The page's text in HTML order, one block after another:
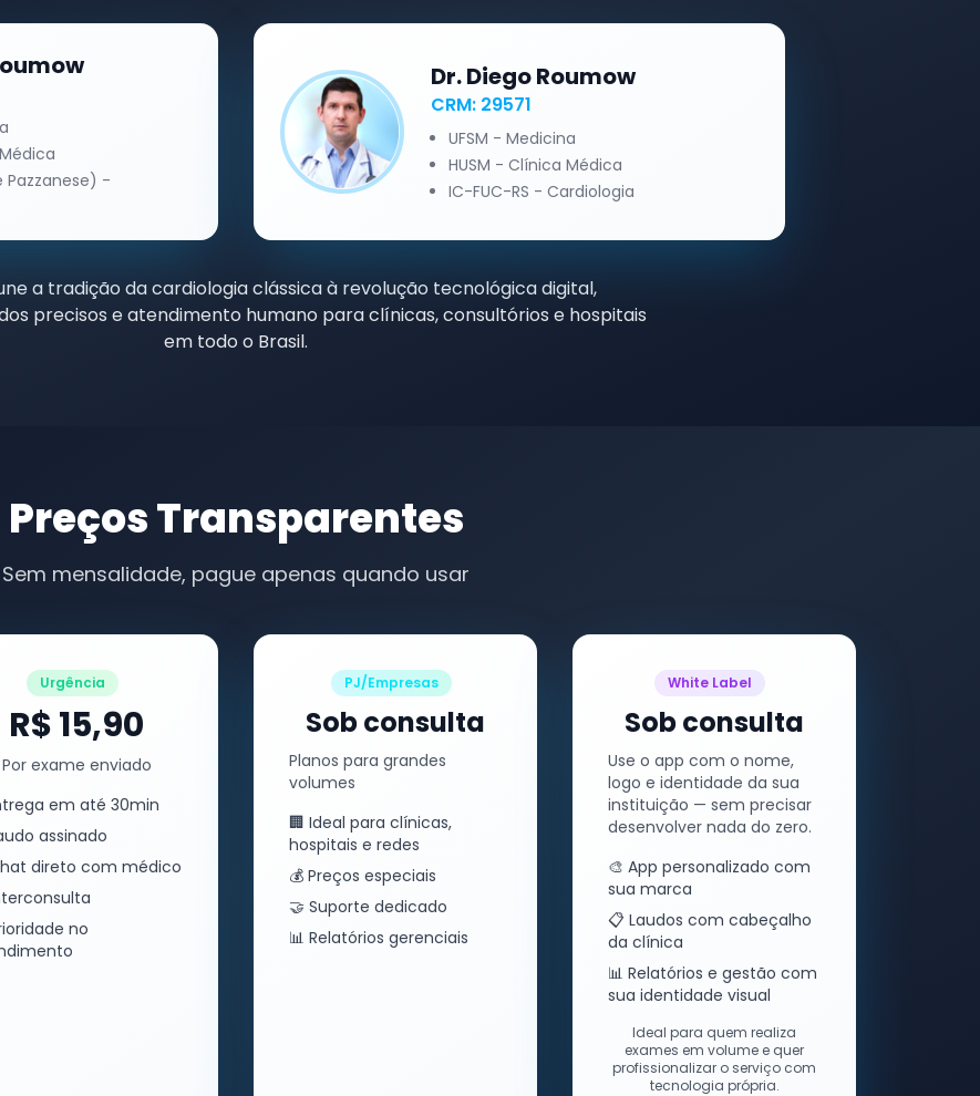
Pazzanese) -
Dr. Diego Roumow
CRM: 29571
UFSM - Medicina
HUSM - Clínica Médica
IC-FUC-RS - Cardiologia
a tradição da cardiologia clássica à revolução tecnológica digital,
precisos e atendimento humano para clínicas, consultórios e hospitais
em todo o Brasil.
Preços Transparentes
Sem mensalidade, pague apenas quando usar
Urgência
R$ 15,90
Por exame enviado
em até 30min
assinado
direto com médico
no
PJ/Empresas
Sob consulta
Planos para grandes
volumes
🏢 Ideal para clínicas,
hospitais e redes
💰 Preços especiais
🤝 Suporte dedicado
📊 Relatórios gerenciais
White Label
Sob consulta
Use o app com o nome,
logo e identidade da sua
instituição — sem precisar
desenvolver nada do zero.
🎨 App personalizado com
sua marca
📋 Laudos com cabeçalho
da clínica
📊 Relatórios e gestão com
sua identidade visual
Ideal para quem realiza
exames em volume e quer
profissionalizar o serviço com
tecnologia própria.